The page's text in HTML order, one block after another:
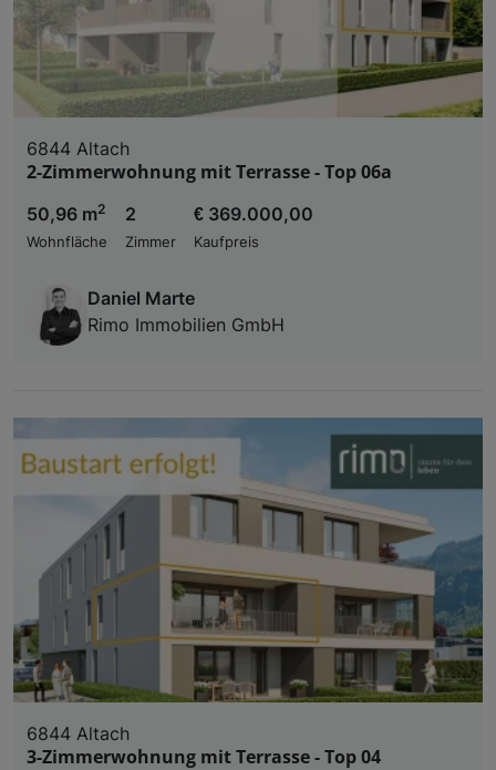
6844 Altach
2-Zimmerwohnung mit Terrasse - Top 06a
50,96 m2
Wohnfläche
2
Zimmer
€ 369.000,00
Kaufpreis
Daniel Marte
Rimo Immobilien GmbH
6844 Altach
3-Zimmerwohnung mit Terrasse - Top 04